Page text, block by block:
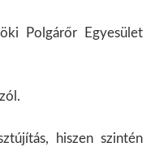
Polgárőr Egyesület
hiszen szintén